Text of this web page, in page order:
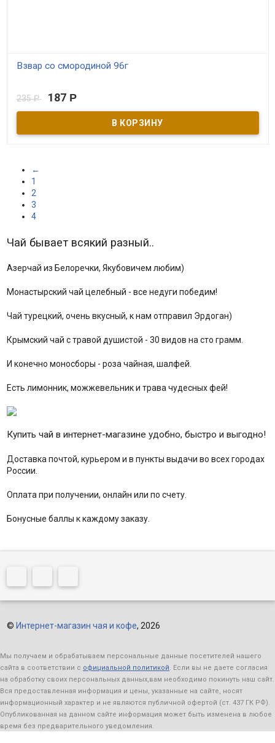
Взвар со смородиной 96г
Монастырский взвар с плодами и листом смородины на основе
обжаренного сушеного сибирского яблочка. Очень вкусный,
народных былин и преданий древней Руси.
235Р 187 Р
←
1
2
3
4
Чай бывает всякий разный..
Азерчай из Белоречки, Якубовичем любим)
Монастырский чай целебный - все недуги победим!
Чай турецкий, очень вкусный, к нам отправил Эрдоган)
Крымский чай с травой душистой - 30 видов на сто грамм.
И конечно моносборы - роза чайная, шалфей.
Есть лимонник, можжевельник и трава чудесных фей!
Купить чай в интернет-магазине удобно, быстро и выгодно!
Доставка почтой, курьером и в пункты выдачи во всех городах
России.
Оплата при получении, онлайн или по счету.
Бонусные баллы к каждому заказу.
© Интернет-магазин чая и кофе, 2026
Мы получаем и обрабатываем персональные данные посетителей нашего
сайта в соответствии с официальной политикой . Если вы не даете согласия
на обработку своих персональных данных,вам необходимо покинуть наш сайт.
Вся предоставленная информация и цены, указанные на сайте, носят
информационный характер и не являются публичной офертой (ст. 437 ГК РФ).
Опубликованная на данном сайте информация может быть изменена в любое
время без предварительного уведомления.